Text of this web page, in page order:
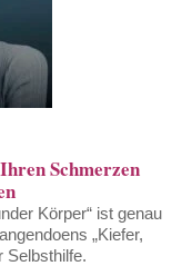
Schmerzen
Körper“ ist genau
„Kiefer,
Selbsthilfe.